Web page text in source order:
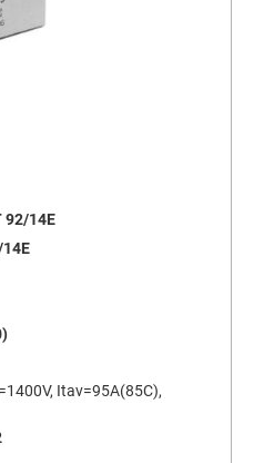
92/14E
Itav=95A(85C),